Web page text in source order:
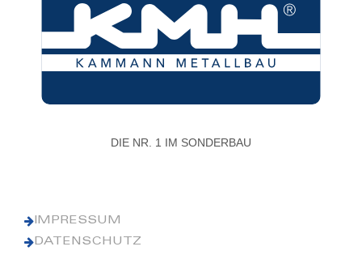
DIE NR. 1 IM SONDERBAU
IMPRESSUM
DATENSCHUTZ